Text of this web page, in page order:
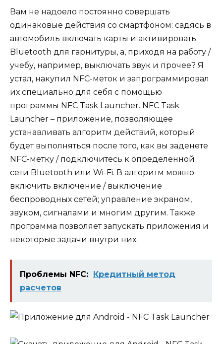
Вам не надоело постоянно совершать
одинаковые действия со смартфоном: садясь в
автомобиль включать карты и активировать
Bluetooth для гарнитуры, а, приходя на работу /
учебу, например, выключать звук и прочее? Я
устал, накупил NFC-меток и запрограммировал
их специально для себя с помощью
программы NFC Task Launcher. NFC Task
Launcher – приложение, позволяющее
устанавливать алгоритм действий, который
будет выполняться после того, как вы заденете
NFC-метку / подключитесь к определенной
сети Bluetooth или Wi-Fi. В алгоритм можно
включить включение / выключение
беспроводных сетей; управление экраном,
звуком, сигналами и многим другим. Также
программа позволяет запускать приложения и
некоторые задачи внутри них.
Проблемы NFC:
Кредитный метод
расчетов